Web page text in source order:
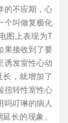
的不应期，心
个叫做复极化
图上表现为T
果接收到了要
诱发室性心动
，就增加了
扭转性室性心
吗叮琳的病人
长的现象。